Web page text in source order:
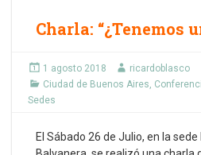
Charla: “¿Tenemos
1 agosto 2018
ricardoblasco
Ciudad de Buenos Aires,
Sedes
El Sábado 26 de Julio, en la